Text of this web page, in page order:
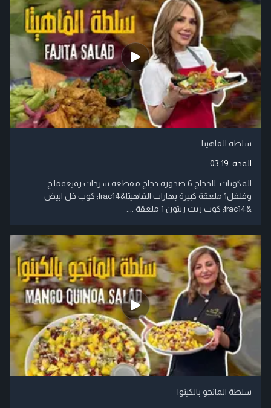
سلطة الفاهيتا
المدة: 03:19
المكونات :للدجاج:6 صدورة دجاج مقطعة شرحات رفيعةملح
وفلفل1 ملعقة كبيرة بهارات الفاهيتا&frac14; كوب خل ابيض
&frac14; كوب زيت زيتون 1 ملعقة ....
سلطة المانجو بالكينوا